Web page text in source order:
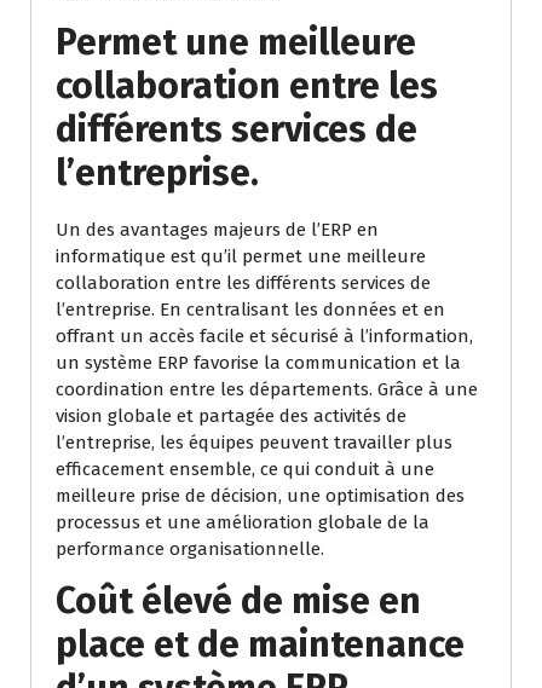
Permet une meilleure
collaboration entre les
différents services de
l’entreprise.
Un des avantages majeurs de l’ERP en
informatique est qu’il permet une meilleure
collaboration entre les différents services de
l’entreprise. En centralisant les données et en
offrant un accès facile et sécurisé à l’information,
un système ERP favorise la communication et la
coordination entre les départements. Grâce à une
vision globale et partagée des activités de
l’entreprise, les équipes peuvent travailler plus
efficacement ensemble, ce qui conduit à une
meilleure prise de décision, une optimisation des
processus et une amélioration globale de la
performance organisationnelle.
Coût élevé de mise en
place et de maintenance